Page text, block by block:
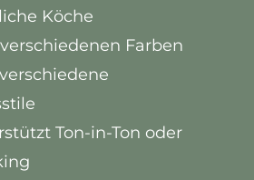
Köche
Farben
Ton-in-Ton oder